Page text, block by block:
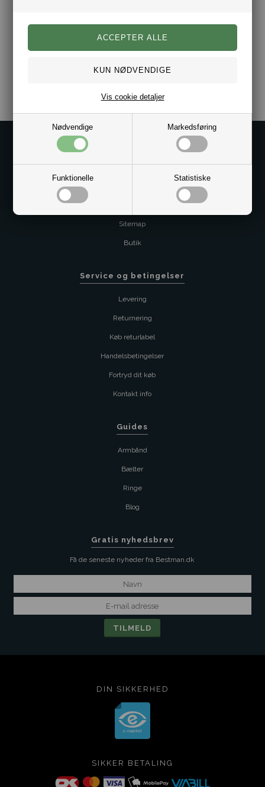
Nødvendige Markedsføring
Funktionelle Statistiske
Vis cookie detaljer
Kundeservice@bestman.dk
Sitemap
Butik
Service og betingelser
Levering
Returnering
Køb returlabel
Handelsbetingelser
Fortryd dit køb
Kontakt info
Guides
Armbånd
Bælter
Ringe
Blog
Gratis nyhedsbrev
Få de seneste nyheder fra Bestman.dk
DIN SIKKERHED
SIKKER BETALING